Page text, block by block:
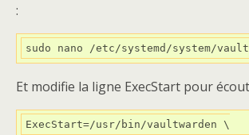
:
sudo nano /etc/systemd/system/
Et modifie la ligne ExecStart pour
ExecStart=/usr/bin/vaultwarden \